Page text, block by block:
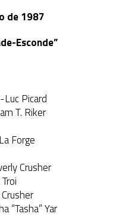
de 1987
Esconde”
Luc Picard
T. Riker
Forge
Crusher
“Tasha” Yar